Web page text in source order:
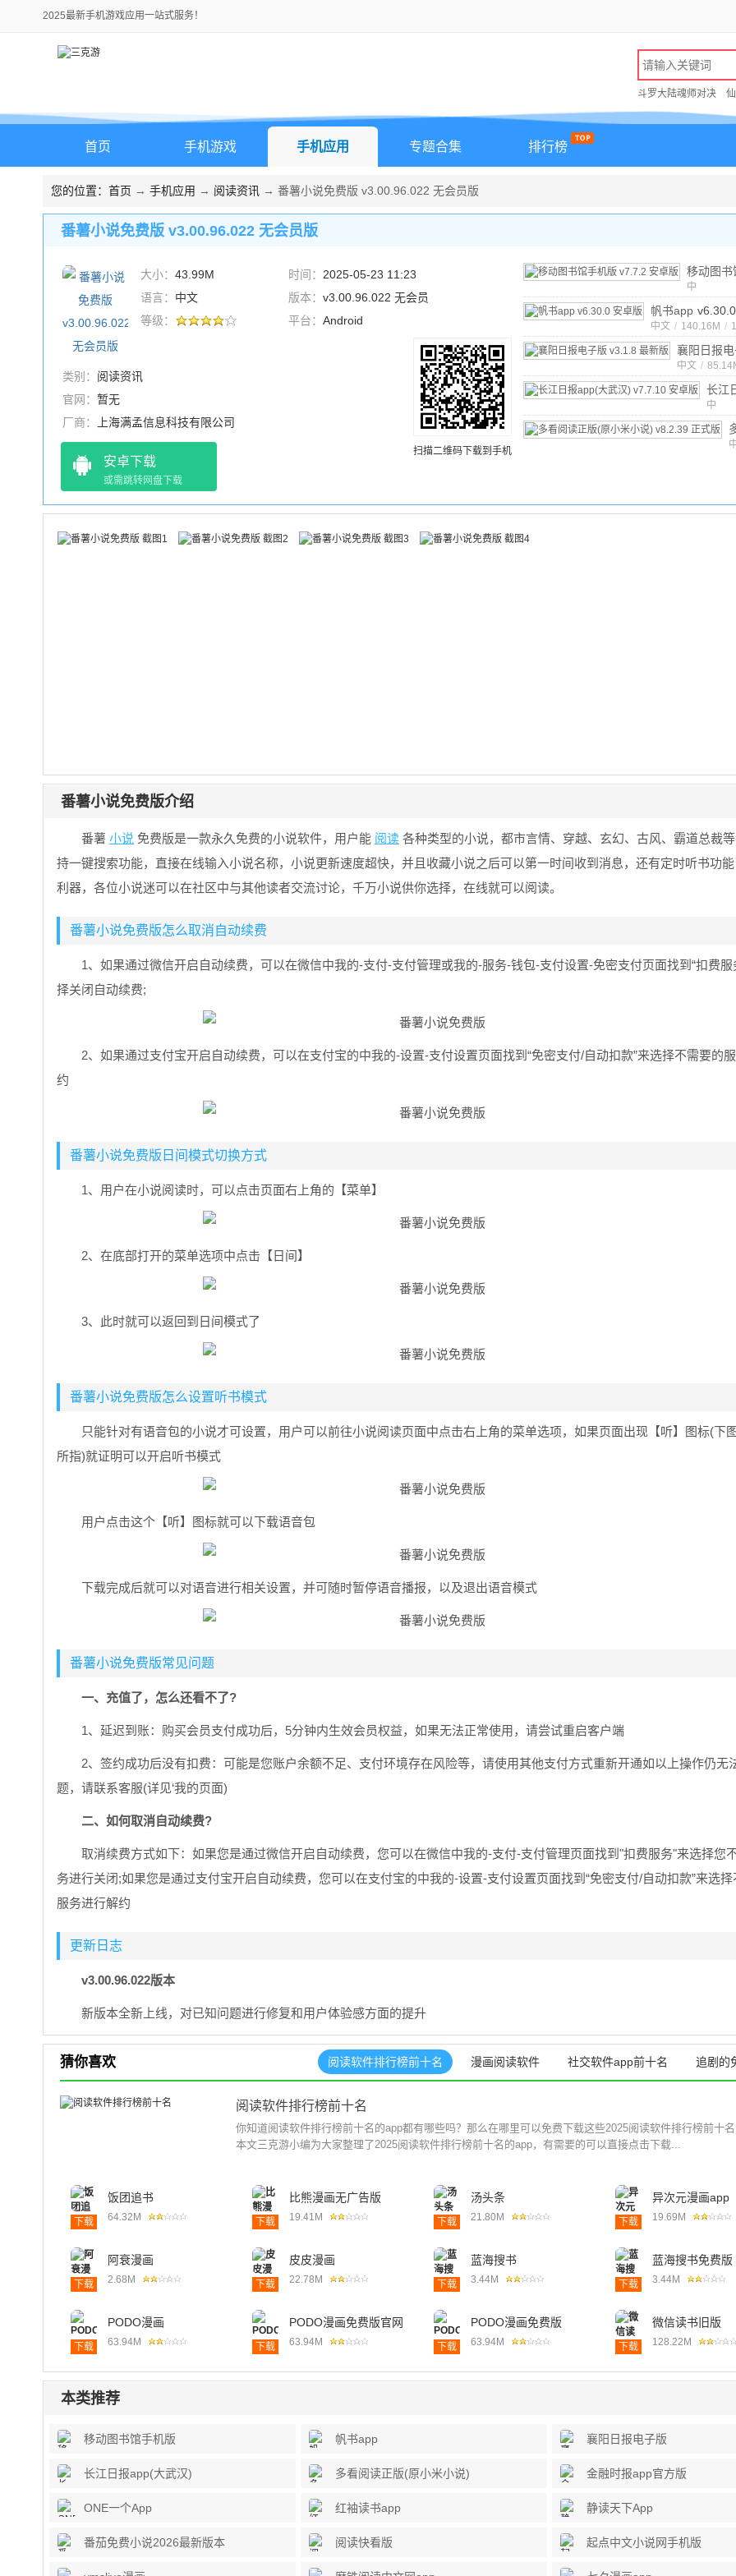
2025最新手机游戏应用一站式服务！
斗罗大陆魂师对决
首页 手机游戏 手机应用 专题合集 排行榜
您的位置： 首页 → 手机应用 → 阅读资讯 → 番薯小说免费版 v3.00.96.022 无会员版
番薯小说免费版 v3.00.96.022 无会员版
大小： 43.99M 时间： 2025-05-23 11:23
语言： 中文 版本： v3.00.96.022 无会员
版
等级： 平台： Android
类别： 阅读资讯
官网： 暂无
厂商：
上海满孟信息科技有限公司
安卓下载
或需跳转网盘下载
移动图书
v7.7.2
中
文 /
帆书app
中文 / 140.16M /
襄阳日报
v3.1.8 最
中文 /
长江
app(
汉)
卓版
中
文 /
扫描二维码下载到手机
番薯小说免费版介绍
番薯 小说 免费版是一款永久免费的小说软件，用户能 阅读 各种类型的小说，都市言情、穿越、玄幻、古风、霸道总裁
持一键搜索功能，直接在线输入小说名称，小说更新速度超快，并且收藏小说之后可以第一时间收到消息，还有定时听书功
利器，各位小说迷可以在社区中与其他读者交流讨论，千万小说供你选择，在线就可以阅读。
番薯小说免费版怎么取消自动续费
1、如果通过微信开启自动续费，可以在微信中我的-支付-支付管理或我的-服务-钱包-支付设置-免密支付页面找到“扣费服
择关闭自动续费;
2、如果通过支付宝开启自动续费，可以在支付宝的中我的-设置-支付设置页面找到“免密支付/自动扣款”来选择不需要的
约
番薯小说免费版日间模式切换方式
1、用户在小说阅读时，可以点击页面右上角的【菜单】
2、在底部打开的菜单选项中点击【日间】
3、此时就可以返回到日间模式了
番薯小说免费版怎么设置听书模式
只能针对有语音包的小说才可设置，用户可以前往小说阅读页面中点击右上角的菜单选项，如果页面出现【听】图标(下
所指)就证明可以开启听书模式
用户点击这个【听】图标就可以下载语音包
下载完成后就可以对语音进行相关设置，并可随时暂停语音播报，以及退出语音模式
番薯小说免费版常见问题
一、充值了，怎么还看不了?
1、延迟到账：购买会员支付成功后，5分钟内生效会员权益，如果无法正常使用，请尝试重启客户端
2、签约成功后没有扣费：可能是您账户余额不足、支付环境存在风险等，请使用其他支付方式重新开通如以上操作仍无
题，请联系客服(详见‘我的页面)
二、如何取消自动续费?
取消续费方式如下：如果您是通过微信开启自动续费，您可以在微信中我的-支付-支付管理页面找到"扣费服务"来选择您
务进行关闭;如果您是通过支付宝开启自动续费，您可以在支付宝的中我的-设置-支付设置页面找到“免密支付/自动扣款”来选
服务进行解约
更新日志
v3.00.96.022版本
新版本全新上线，对已知问题进行修复和用户体验感方面的提升
猜你喜欢 阅读软件排行榜前十名 漫画阅读软件 社交软件app前十名 追剧的
阅读软件排行榜前十名
你知道阅读软件排行榜前十名的app都有哪些吗？那么在哪里可以免费下载这些2025阅读软件排行榜前十
本文三克游小编为大家整理了2025阅读软件排行榜前十名的app，有需要的可以直接点击下载...
下载
饭团追书
64.32M 下载
比熊漫画无广告版
19.41M 下载
汤头条
21.80M 下载
异次元漫画app
19.69M
下载
阿衰漫画
2.68M 下载
皮皮漫画
22.78M 下载
蓝海搜书
3.44M 下载
蓝海搜书免费版
3.44M
下载
PODO漫画
63.94M 下载
PODO漫画免费版官网
63.94M 下载
PODO漫画免费版
63.94M 下载
微信读书旧版
128.22M
本类推荐
移动图书馆手机版 帆书app 襄阳日报电子版
长江日报app(大武汉) 多看阅读正版(原小米小说) 金融时报app官方版
ONE一个App 红袖读书app 静读天下App
番茄免费小说2026最新版本 阅读快看版 起点中文小说网手机版